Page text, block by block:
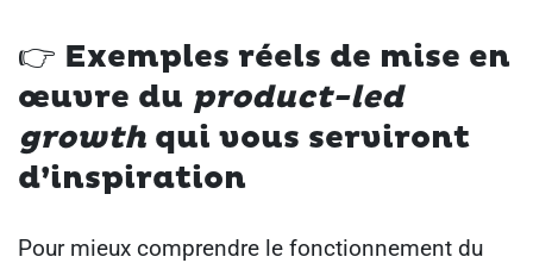
👉 Exemples réels de mise en
œuvre du product-led
growth qui vous serviront
d’inspiration
Pour mieux comprendre le fonctionnement du